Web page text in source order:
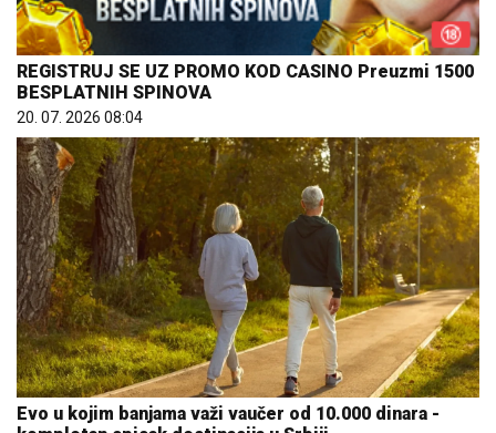
REGISTRUJ SE UZ PROMO KOD CASINO Preuzmi 1500
BESPLATNIH SPINOVA
20. 07. 2026 08:04
Evo u kojim banjama važi vaučer od 10.000 dinara -